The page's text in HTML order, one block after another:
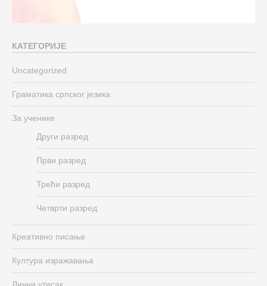
КАТЕГОРИЈЕ
Uncategorized
Граматика српског језика
За ученике
Други разред
Први разред
Трећи разред
Четврти разред
Креативно писање
Култура изражавања